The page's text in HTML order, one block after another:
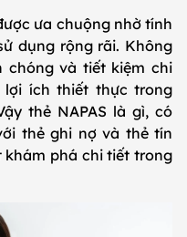
ưa chuộng nhờ tính
dụng rộng rãi. Không
chóng và tiết kiệm chi
lợi ích thiết thực trong
thẻ NAPAS là gì, có
thẻ ghi nợ và thẻ tín
khám phá chi tiết trong